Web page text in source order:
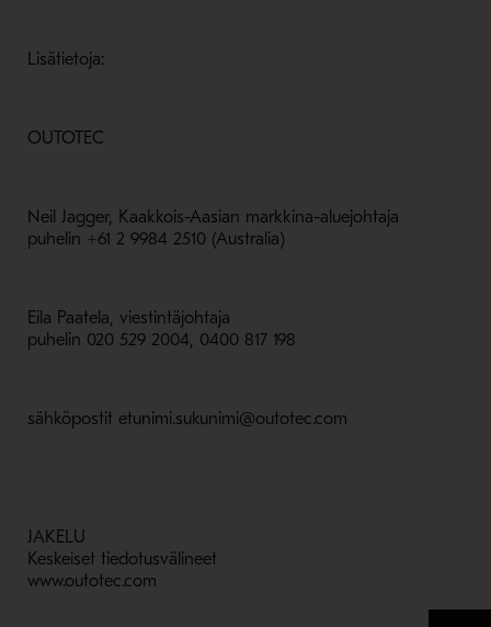
Lisätietoja:
OUTOTEC
Neil Jagger, Kaakkois-Aasian markkina-aluejohtaja
puhelin +61 2 9984 2510 (Australia)
Eila Paatela, viestintäjohtaja
puhelin 020 529 2004, 0400 817 198
sähköpostit etunimi.sukunimi@outotec.com
JAKELU
Keskeiset tiedotusvälineet
www.outotec.com